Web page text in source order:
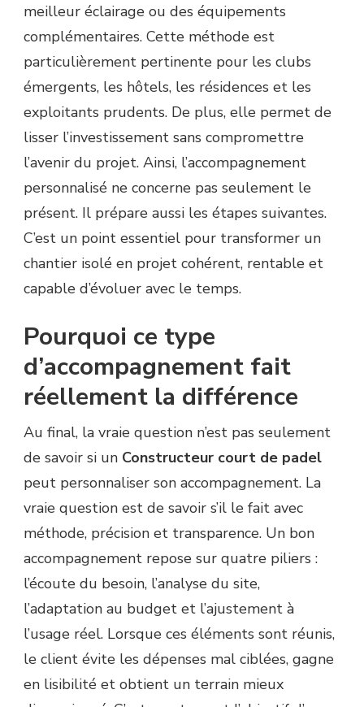
meilleur éclairage ou des équipements
complémentaires. Cette méthode est
particulièrement pertinente pour les clubs
émergents, les hôtels, les résidences et les
exploitants prudents. De plus, elle permet de
lisser l’investissement sans compromettre
l’avenir du projet. Ainsi, l’accompagnement
personnalisé ne concerne pas seulement le
présent. Il prépare aussi les étapes suivantes.
C’est un point essentiel pour transformer un
chantier isolé en projet cohérent, rentable et
capable d’évoluer avec le temps.
Pourquoi ce type
d’accompagnement fait
réellement la différence
Au final, la vraie question n’est pas seulement
de savoir si un Constructeur court de padel
peut personnaliser son accompagnement. La
vraie question est de savoir s’il le fait avec
méthode, précision et transparence. Un bon
accompagnement repose sur quatre piliers :
l’écoute du besoin, l’analyse du site,
l’adaptation au budget et l’ajustement à
l’usage réel. Lorsque ces éléments sont réunis,
le client évite les dépenses mal ciblées, gagne
en lisibilité et obtient un terrain mieux